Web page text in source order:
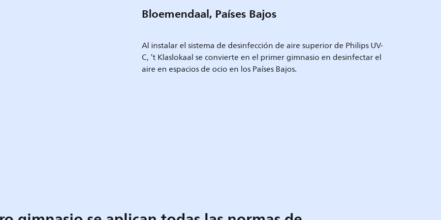
Bloemendaal, Países Bajos
Al instalar el sistema de desinfección de aire superior de Philips UV-
C, ‘t Klaslokaal se convierte en el primer gimnasio en desinfectar el
aire en espacios de ocio en los Países Bajos.